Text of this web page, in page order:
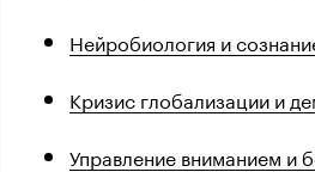
Нейробиология и
Кризис глобализации и
Управление вниманием и